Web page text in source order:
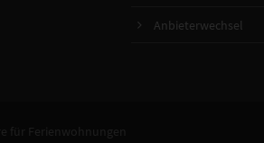
Anbieterwechsel